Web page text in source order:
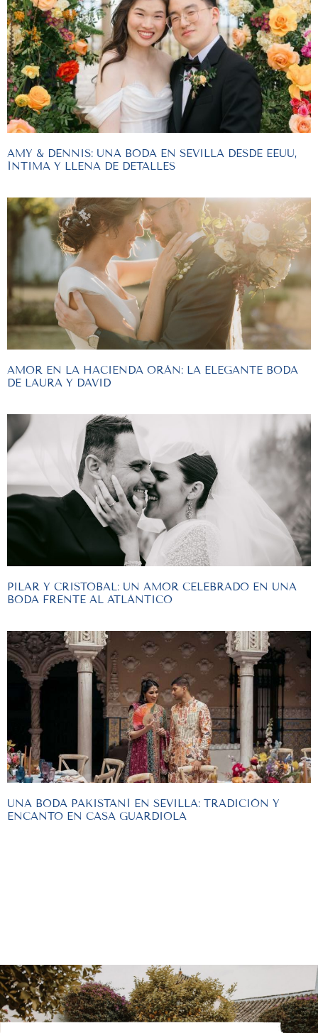
AMY & DENNIS: UNA BODA EN SEVILLA DESDE EEUU,
ÍNTIMA Y LLENA DE DETALLES
AMOR EN LA HACIENDA ORÁN: LA ELEGANTE BODA
DE LAURA Y DAVID
PILAR Y CRISTOBAL: UN AMOR CELEBRADO EN UNA
BODA FRENTE AL ATLÁNTICO
UNA BODA PAKISTANÍ EN SEVILLA: TRADICIÓN Y
ENCANTO EN CASA GUARDIOLA